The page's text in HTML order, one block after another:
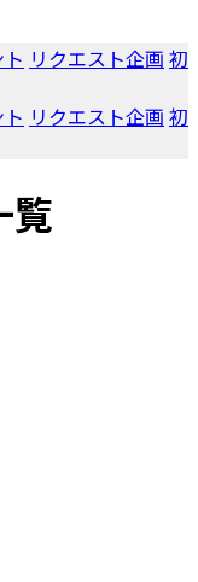
リクエスト企画 初
リクエスト企画 初
覧